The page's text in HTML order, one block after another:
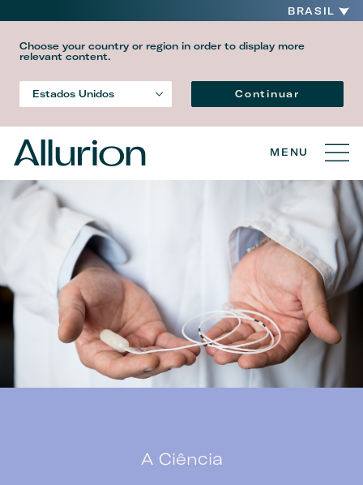
BRASIL
Choose your country or region in order to display more
relevant content.
Estados Unidos Continuar
MENU
A Ciência